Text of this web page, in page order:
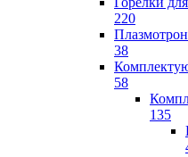
220
38
58
135